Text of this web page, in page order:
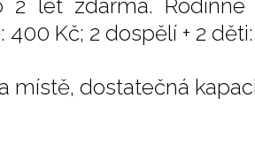
2 let zdarma.
Kč; 2 dospělí + 2
místě, dostatečná